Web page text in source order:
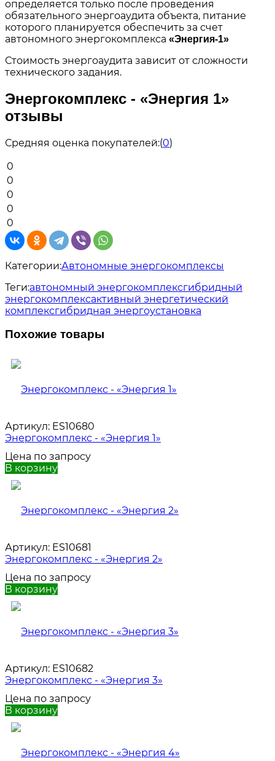
определяется только после проведения
обязательного энергоаудита объекта, питание
которого планируется обеспечить за счет
автономного энергокомплекса «Энергия-1»
Стоимость энергоаудита зависит от сложности
технического задания.
Энергокомплекс - «Энергия 1»
отзывы
Средняя оценка покупателей:(0)
0
0
0
0
0
Категории:Автономные энергокомплексы
Теги:автономный энергокомплексгибридный
энергокомплексактивный энергетический
комплексгибридная энергоустановка
Похожие товары
Артикул: ES10680
Энергокомплекс - «Энергия 1»
Цена по запросу
В корзину
Артикул: ES10681
Энергокомплекс - «Энергия 2»
Цена по запросу
В корзину
Артикул: ES10682
Энергокомплекс - «Энергия 3»
Цена по запросу
В корзину